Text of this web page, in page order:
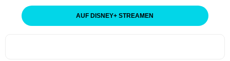
AUF DISNEY+ STREAMEN